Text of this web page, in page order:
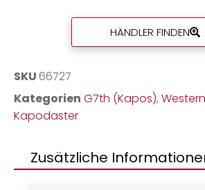
HÄNDLER FINDEN
SKU 66727
Kategorien G7th (Kapos),
Kapodaster
Zusätzliche